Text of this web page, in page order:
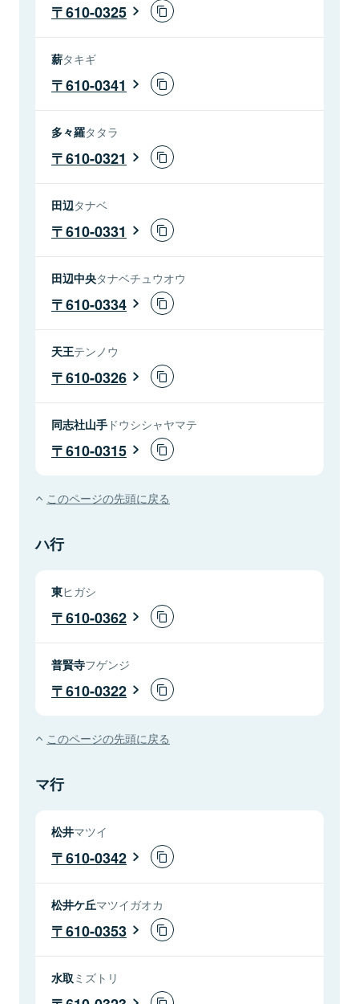
610-0325
薪タキギ
610-0341
多々羅タタラ
610-0321
田辺タナベ
610-0331
田辺中央タナベチュウオウ
610-0334
天王テンノウ
610-0326
同志社山手 ドウシシャヤマテ
610-0315
このページの先頭に戻る
ハ行
東ヒガシ
610-0362
普賢寺フゲンジ
610-0322
このページの先頭に戻る
マ行
松井マツイ
610-0342
松井ケ丘マツイガオカ
610-0353
水取 ミズトリ